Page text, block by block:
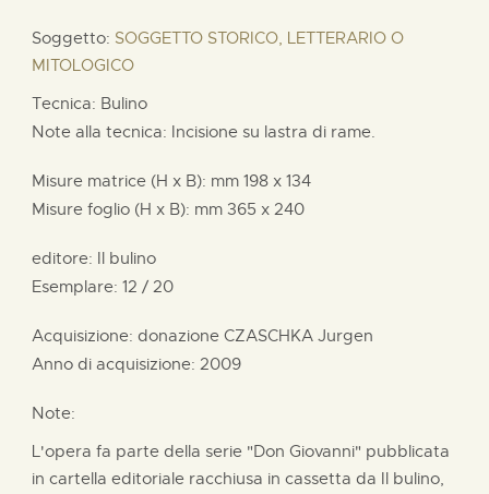
Soggetto: SOGGETTO STORICO, LETTERARIO O
MITOLOGICO
Tecnica: Bulino
Note alla tecnica: Incisione su lastra di rame.
Misure matrice (H x B): mm 198 x 134
Misure foglio (H x B): mm 365 x 240
editore: Il bulino
Esemplare: 12 / 20
Acquisizione: donazione CZASCHKA Jurgen
Anno di acquisizione: 2009
Note:
L'opera fa parte della serie "Don Giovanni" pubblicata
in cartella editoriale racchiusa in cassetta da Il bulino,